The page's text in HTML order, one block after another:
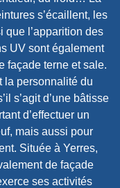
s’écaillent, les
l’apparition des
UV sont également
façade terne et sale.
la personnalité du
s’agit d’une bâtisse
d’effectuer un
mais aussi pour
Située à Yerres,
de façade
ses activités